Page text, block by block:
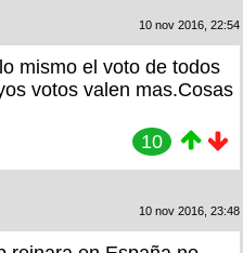
10 nov 2016, 22:54
mismo el voto de todos
votos valen mas.Cosas
10
10 nov 2016, 23:48